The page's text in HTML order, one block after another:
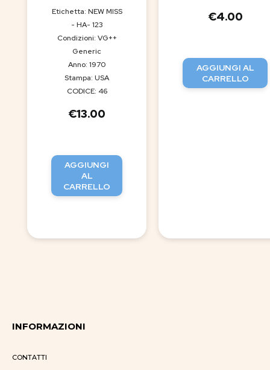
Etichetta: NEW MISS
- HA- 123
Condizioni: VG++
Generic
Anno: 1970
Stampa: USA
CODICE: 46
€13.00
AGGIUNGI
AL
CARRELLO
€4.00
AGGIUNGI AL
CARRELLO
INFORMAZIONI
CONTATTI